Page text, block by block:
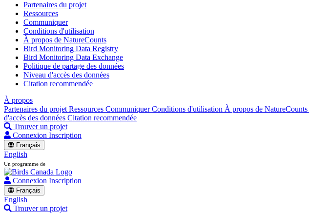
Partenaires du projet
Ressources
Communiquer
Conditions d'utilisation
À propos de NatureCounts
Bird Monitoring Data Registry
Bird Monitoring Data Exchange
Politique de partage des données
Niveau d'accès des données
Citation recommendée
À propos
Partenaires du projet Ressources CommuniquerConditions d'utilisation À propos de NatureCounts
d'accès des données Citation recommendée
Trouver un projet
Connexion Inscription
Français
English
Un programme de
Connexion Inscription
Français
English
Trouver un projet